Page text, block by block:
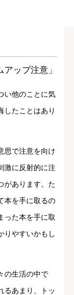
ップ注意」
い他のことに気
したことはあり
思で注意を向け
激に反射的に注
があります。た
本を手に取るの
った本を手に取
りやすいかもし
の生活の中で
るあまり、トッ